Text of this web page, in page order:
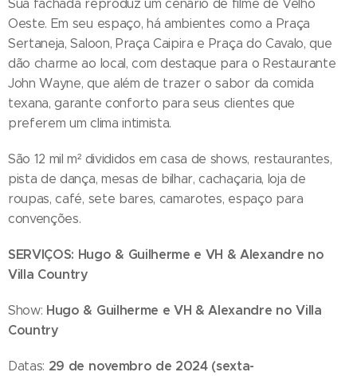
Sua fachada reproduz um cenário de filme de Velho
Oeste. Em seu espaço, há ambientes como a Praça
Sertaneja, Saloon, Praça Caipira e Praça do Cavalo, que
dão charme ao local, com destaque para o Restaurante
John Wayne, que além de trazer o sabor da comida
texana, garante conforto para seus clientes que
preferem um clima intimista.
São 12 mil m² divididos em casa de shows, restaurantes,
pista de dança, mesas de bilhar, cachaçaria, loja de
roupas, café, sete bares, camarotes, espaço para
convenções.
SERVIÇOS: Hugo & Guilherme e VH & Alexandre no
Villa Country
Show: Hugo & Guilherme e VH & Alexandre no Villa
Country
Datas: 29 de novembro de 2024 (sexta-